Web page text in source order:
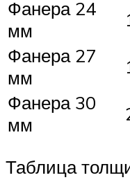
Фанера 24
мм
Фанера 27
мм
Фанера 30
мм
Таблица